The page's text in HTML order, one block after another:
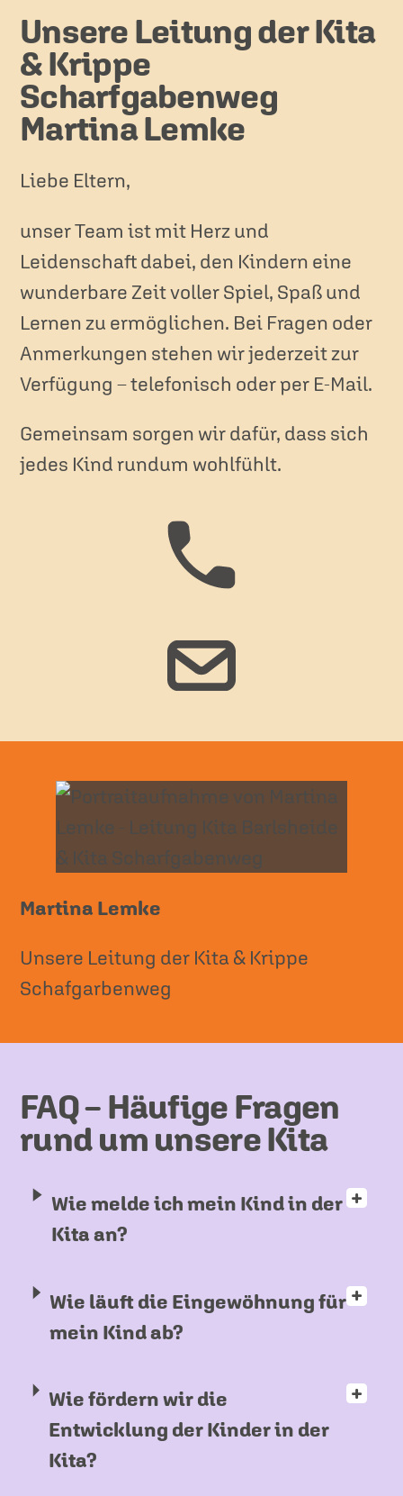
Unsere Leitung der Kita
& Krippe
Scharfgabenweg
Martina Lemke
Liebe Eltern,
unser Team ist mit Herz und
Leidenschaft dabei, den Kindern eine
wunderbare Zeit voller Spiel, Spaß und
Lernen zu ermöglichen. Bei Fragen oder
Anmerkungen stehen wir jederzeit zur
Verfügung – telefonisch oder per E-Mail.
Gemeinsam sorgen wir dafür, dass sich
jedes Kind rundum wohlfühlt.
Martina Lemke
Unsere Leitung der Kita & Krippe
Schafgarbenweg
FAQ – Häufige Fragen
rund um unsere Kita
Wie melde ich mein Kind in der
Kita an?
Wie läuft die Eingewöhnung für
mein Kind ab?
Wie fördern wir die
Entwicklung der Kinder in der
Kita?